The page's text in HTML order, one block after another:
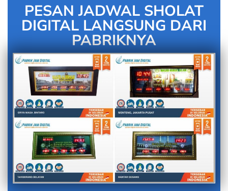
PESAN JADWAL SHOLAT
DIGITAL LANGSUNG DARI
PABRIKNYA